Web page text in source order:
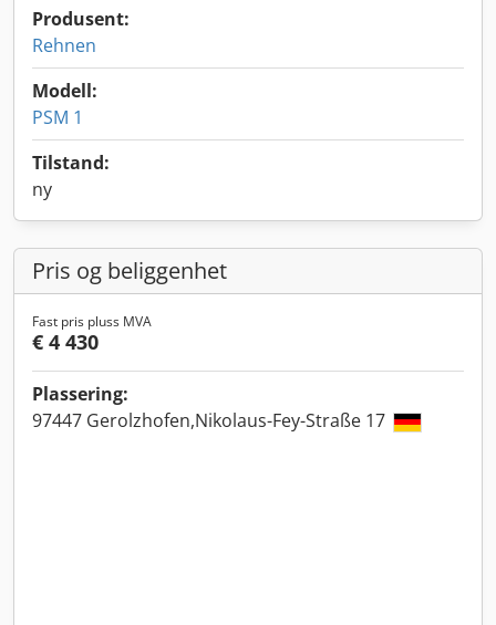
Produsent:
Rehnen
Modell:
PSM 1
Tilstand:
ny
Pris og beliggenhet
Fast pris pluss MVA
€ 4 430
Plassering:
97447 Gerolzhofen,Nikolaus-Fey-Straße 17